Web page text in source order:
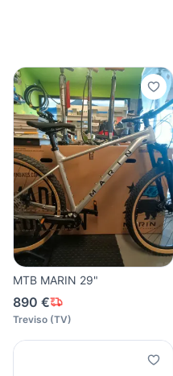
MTB MARIN 29"
890 €
Treviso (TV)